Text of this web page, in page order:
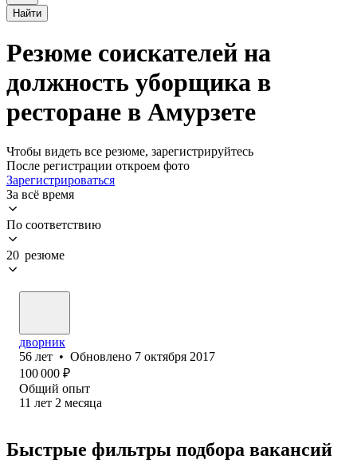
Найти
Резюме соискателей на
должность уборщика в
ресторане в Амурзете
Чтобы видеть все резюме, зарегистрируйтесь
После регистрации откроем фото
Зарегистрироваться
За всё время
По соответствию
20 резюме
дворник
56 лет • Обновлено 7 октября 2017
100 000 ₽
Общий опыт
11 лет 2 месяца
Быстрые фильтры подбора вакансий